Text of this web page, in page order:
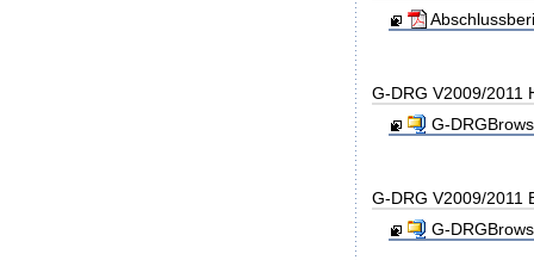
G-DRG V2009/2011
G-
G-DRG V2009/2011
G-